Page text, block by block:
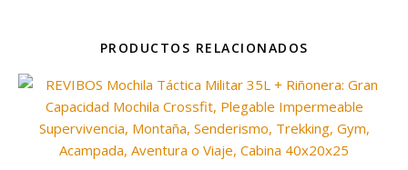
PRODUCTOS RELACIONADOS